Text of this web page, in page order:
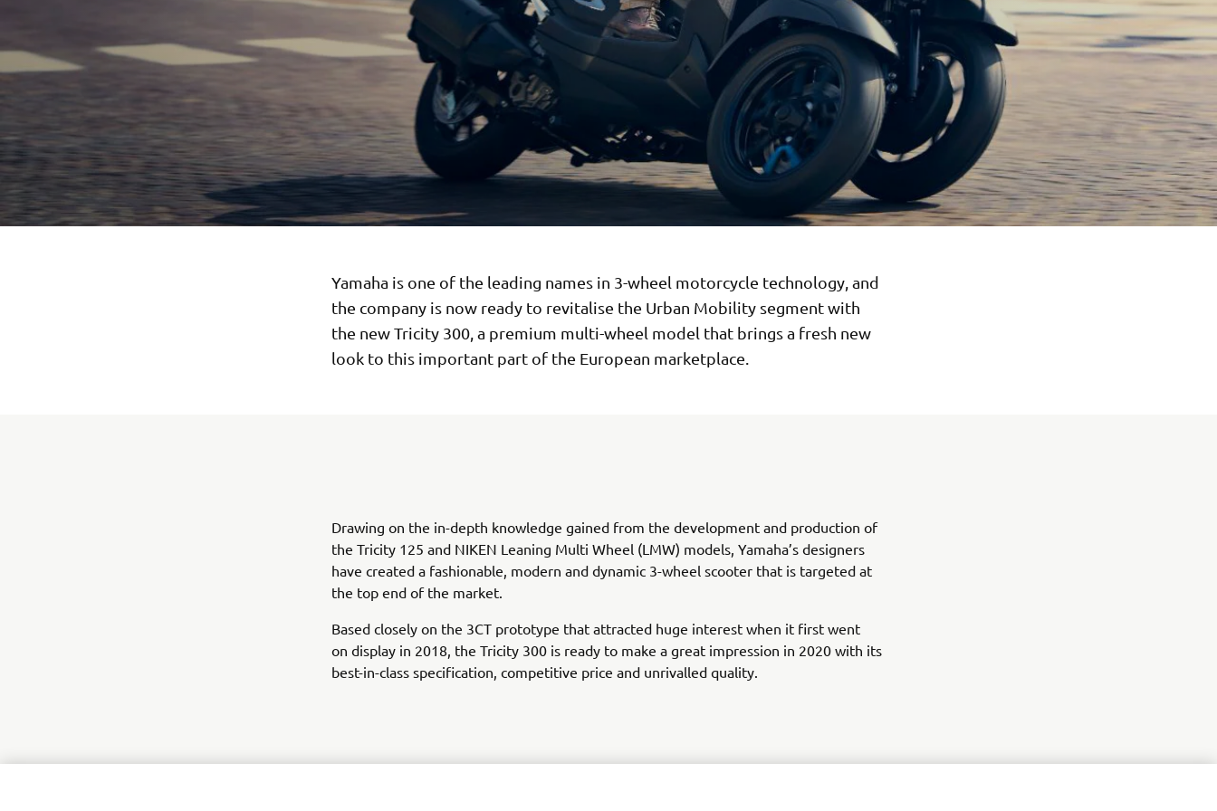
Yamaha is one of the leading names in 3-wheel motorcycle technology, and
the company is now ready to revitalise the Urban Mobility segment with
the new Tricity 300, a premium multi-wheel model that brings a fresh new
look to this important part of the European marketplace.
Drawing on the in-depth knowledge gained from the development and production of
the Tricity 125 and NIKEN Leaning Multi Wheel (LMW) models, Yamaha’s designers
have created a fashionable, modern and dynamic 3-wheel scooter that is targeted at
the top end of the market.
Based closely on the 3CT prototype that attracted huge interest when it first went
on display in 2018, the Tricity 300 is ready to make a great impression in 2020 with its
best-in-class specification, competitive price and unrivalled quality.